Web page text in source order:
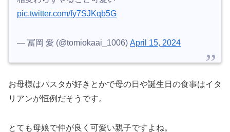
pic.twitter.com/fy7SJKqb5G
— 冨岡 愛 (@tomiokaai_1006) April 15, 2024
お母様はパスタが好きとかで母の日や誕生日の食事はイタ
リアンが恒例だそうです。
とても母娘で仲が良く可愛い親子ですよね。